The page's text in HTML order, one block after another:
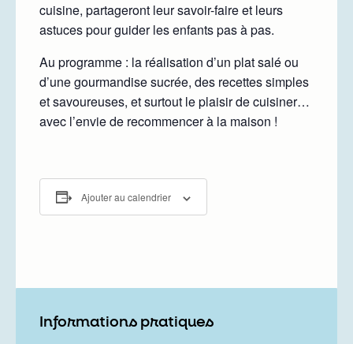
cuisine, partageront leur savoir-faire et leurs
astuces pour guider les enfants pas à pas.
Au programme : la réalisation d’un plat salé ou
d’une gourmandise sucrée, des recettes simples
et savoureuses, et surtout le plaisir de cuisiner…
avec l’envie de recommencer à la maison !
Ajouter au calendrier
Informations pratiques